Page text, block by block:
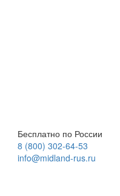
Бесплатно по России
8 (800) 302-64-53
info@midland-rus.ru